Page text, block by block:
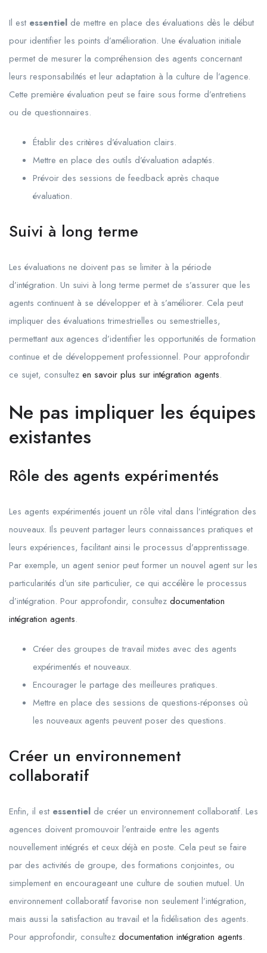
Il est essentiel de mettre en place des évaluations dès le début
pour identifier les points d’amélioration. Une évaluation initiale
permet de mesurer la compréhension des agents concernant
leurs responsabilités et leur adaptation à la culture de l’agence.
Cette première évaluation peut se faire sous forme d’entretiens
ou de questionnaires.
Établir des critères d’évaluation clairs.
Mettre en place des outils d’évaluation adaptés.
Prévoir des sessions de feedback après chaque
évaluation.
Suivi à long terme
Les évaluations ne doivent pas se limiter à la période
d’intégration. Un suivi à long terme permet de s’assurer que les
agents continuent à se développer et à s’améliorer. Cela peut
impliquer des évaluations trimestrielles ou semestrielles,
permettant aux agences d’identifier les opportunités de formation
continue et de développement professionnel. Pour approfondir
ce sujet, consultez en savoir plus sur intégration agents.
Ne pas impliquer les équipes
existantes
Rôle des agents expérimentés
Les agents expérimentés jouent un rôle vital dans l’intégration des
nouveaux. Ils peuvent partager leurs connaissances pratiques et
leurs expériences, facilitant ainsi le processus d’apprentissage.
Par exemple, un agent senior peut former un nouvel agent sur les
particularités d’un site particulier, ce qui accélère le processus
d’intégration. Pour approfondir, consultez documentation
intégration agents.
Créer des groupes de travail mixtes avec des agents
expérimentés et nouveaux.
Encourager le partage des meilleures pratiques.
Mettre en place des sessions de questions-réponses où
les nouveaux agents peuvent poser des questions.
Créer un environnement
collaboratif
Enfin, il est essentiel de créer un environnement collaboratif. Les
agences doivent promouvoir l’entraide entre les agents
nouvellement intégrés et ceux déjà en poste. Cela peut se faire
par des activités de groupe, des formations conjointes, ou
simplement en encourageant une culture de soutien mutuel. Un
environnement collaboratif favorise non seulement l’intégration,
mais aussi la satisfaction au travail et la fidélisation des agents.
Pour approfondir, consultez documentation intégration agents.